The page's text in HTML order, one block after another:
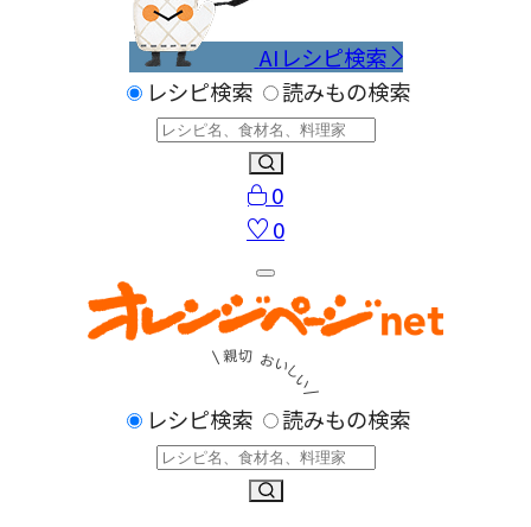
AIレシピ検索
レシピ検索
読みもの検索
0
0
レシピ検索 読みもの検索